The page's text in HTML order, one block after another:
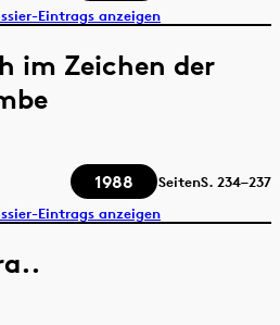
Eintrags anzeigen
im Zeichen der
1988 SeitenS. 234–237
Eintrags anzeigen